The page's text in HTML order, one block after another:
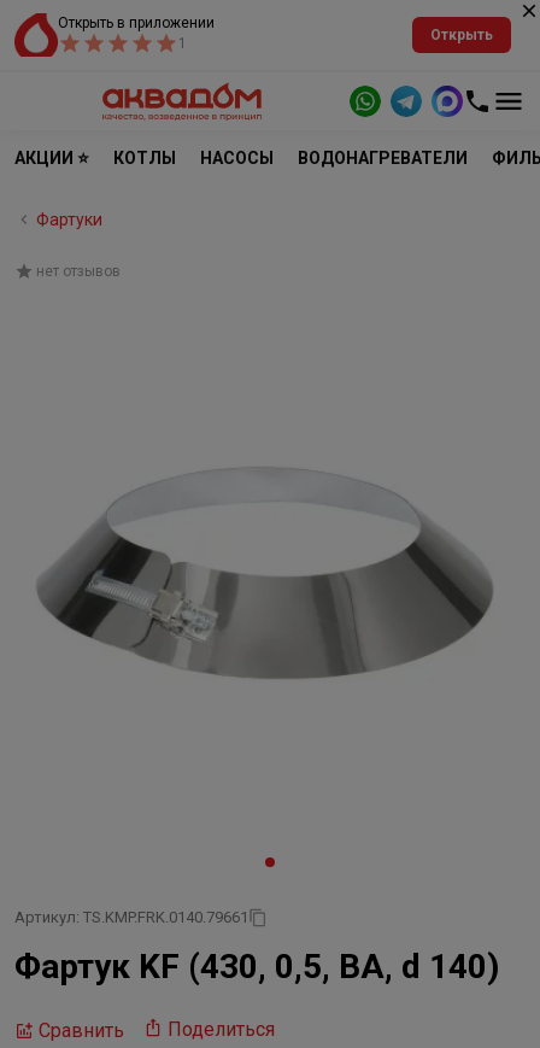
Открыть в приложении
1
Открыть
АКЦИИ ⭐ КОТЛЫ НАСОСЫ ВОДОНАГРЕВАТЕЛИ
Фартуки
нет отзывов
Артикул: TS.KMP.FRK.0140.79661
Фартук KF (430, 0,5, ВА, d 140)
Сравнить Поделиться